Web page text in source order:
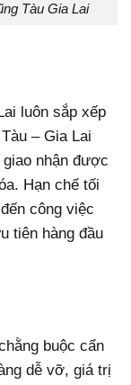
Tàu Gia Lai
luôn sắp xếp
– Gia Lai
nhận được
Hạn chế tối
công việc
tiên hàng đầu
buộc cẩn
dễ vỡ, giá trị